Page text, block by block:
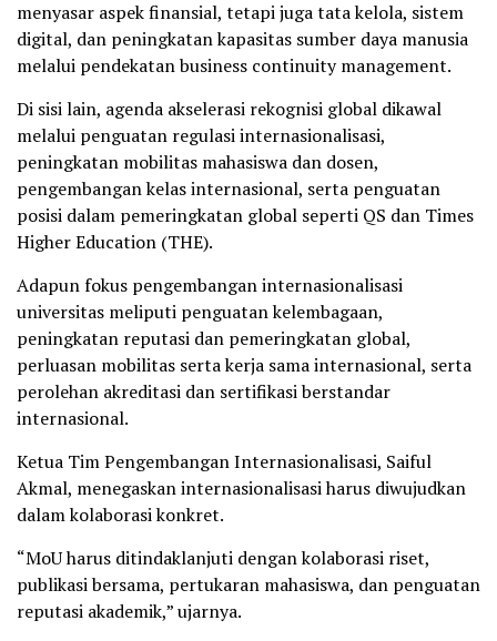
menyasar aspek finansial, tetapi juga tata kelola, sistem
digital, dan peningkatan kapasitas sumber daya manusia
melalui pendekatan business continuity management.
Di sisi lain, agenda akselerasi rekognisi global dikawal
melalui penguatan regulasi internasionalisasi,
peningkatan mobilitas mahasiswa dan dosen,
pengembangan kelas internasional, serta penguatan
posisi dalam pemeringkatan global seperti QS dan Times
Higher Education (THE).
Adapun fokus pengembangan internasionalisasi
universitas meliputi penguatan kelembagaan,
peningkatan reputasi dan pemeringkatan global,
perluasan mobilitas serta kerja sama internasional, serta
perolehan akreditasi dan sertifikasi berstandar
internasional.
Ketua Tim Pengembangan Internasionalisasi, Saiful
Akmal, menegaskan internasionalisasi harus diwujudkan
dalam kolaborasi konkret.
“MoU harus ditindaklanjuti dengan kolaborasi riset,
publikasi bersama, pertukaran mahasiswa, dan penguatan
reputasi akademik,” ujarnya.